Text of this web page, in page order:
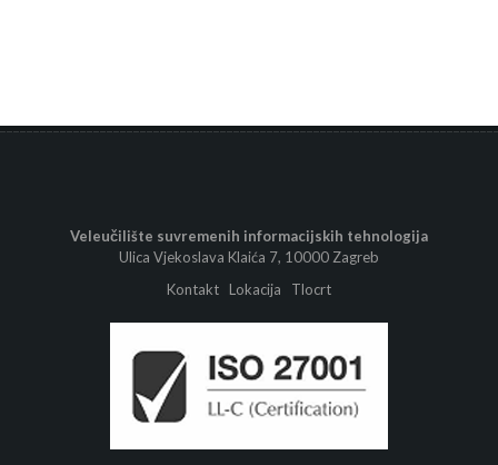
Veleučilište suvremenih informacijskih tehnologija
Ulica Vjekoslava Klaića 7, 10000 Zagreb
Kontakt Lokacija Tlocrt